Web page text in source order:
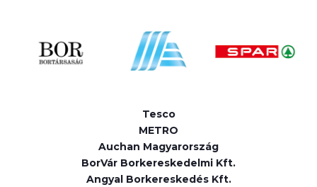
Tesco
METRO
Auchan Magyarország
BorVár Borkereskedelmi Kft.
Angyal Borkereskedés Kft.